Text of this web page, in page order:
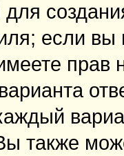
если
прав
также